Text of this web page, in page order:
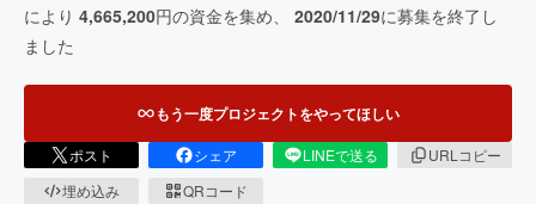
により 4,665,200円の資金を集め、 2020/11/29に募集を終了し
ました
もう一度プロジェクトをやってほしい
ポスト シェア LINEで送る
URLコピー
埋め込み
QRコード